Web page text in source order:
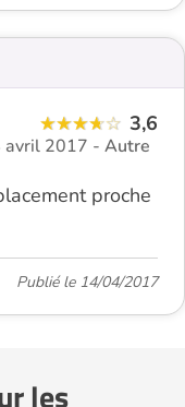
3,6
avril 2017 - Autre
proche
Publié le 14/04/2017
les